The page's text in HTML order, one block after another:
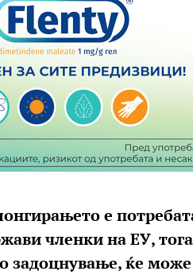
е
членки на ЕУ,
задоцнување, ќе